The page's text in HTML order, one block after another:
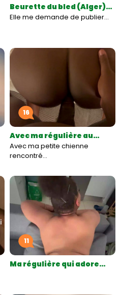
Beurette du bled (Alger)…
Elle me demande de publier…
16
Avec ma régulière au…
Avec ma petite chienne
rencontré…
11
Ma régulière qui adore…